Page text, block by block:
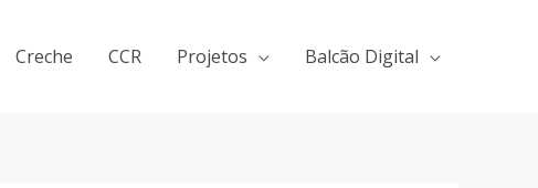
Creche CCR Projetos Balcão Digital